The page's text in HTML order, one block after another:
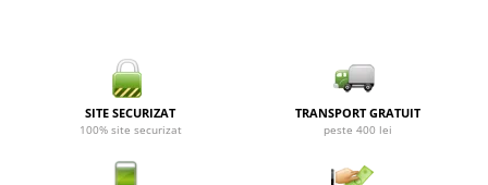
SITE SECURIZAT
100% site securizat
TRANSPORT GRATUIT
peste 400 lei